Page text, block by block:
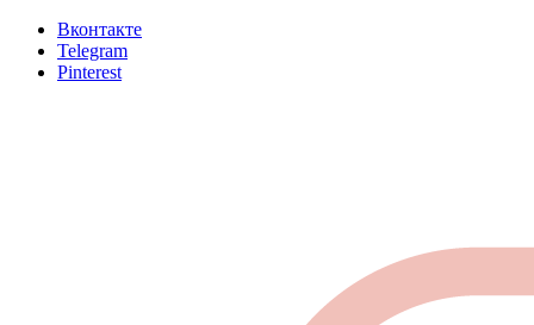
Вконтакте
Telegram
Pinterest